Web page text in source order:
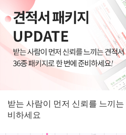
받는 사람이 먼저 신뢰를 느끼
비하세요